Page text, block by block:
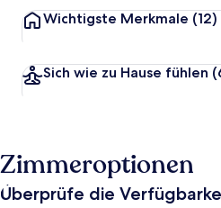
Wichtigste Merkmale (12)
Sich wie zu Hause fühlen
Zimmeroptionen
Überprüfe die